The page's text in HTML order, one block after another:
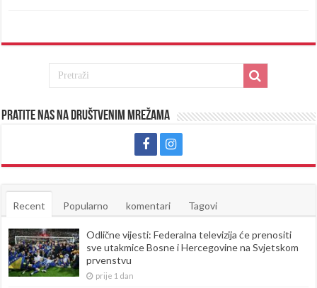
Pratite nas na društvenim mrežama
Recent Popularno komentari Tagovi
Odlične vijesti: Federalna televizija će prenositi
sve utakmice Bosne i Hercegovine na Svjetskom
prvenstvu
prije 1 dan